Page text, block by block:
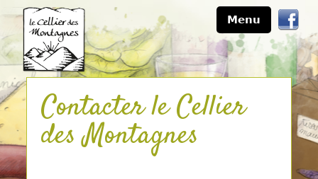
Menu
Contacter le Cellier
des Montagnes